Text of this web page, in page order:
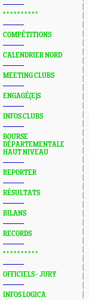
* * * * * * * * * *
COMPÉTITIONS
CALENDRIER NORD
MEETING CLUBS
ENGAGÉ(E)S
INFOS CLUBS
BOURSE
DÉPARTEMENTALE
HAUT NIVEAU
REPORTER
RÉSULTATS
BILANS
RECORDS
* * * * * * * * * *
OFFICIELS - JURY
INFOS LOGICA